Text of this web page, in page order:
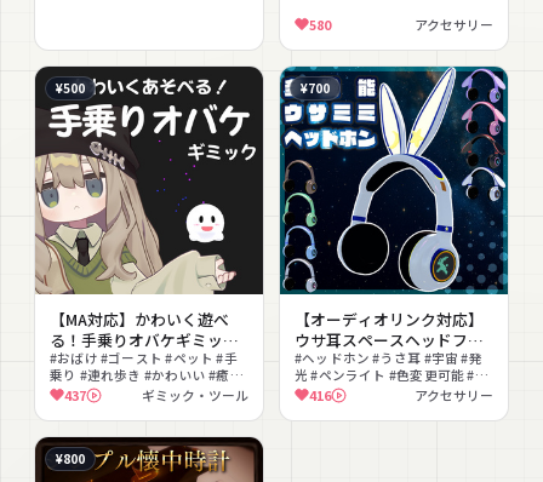
わ #おばけ
580 アクセサリー
¥500
【MA対応】かわいく遊べ
る！手乗りオバケギミック
【非対応アバターでも簡単
導入】
#おばけ #ゴースト #ペット #手
乗り #連れ歩き #かわいい #癒し
#ハロウィン #アバターギミック
#ギミック
437 ギミック・ツール
¥700
【オーディオリンク対応】
ウサ耳スペースヘッドフォ
ン【簡単導入】
#ヘッドホン #うさ耳 #宇宙 #発
光 #ペンライト #色変更可能 #ド
ット絵 #撮影向け #クール #MA
416 アクセサリー
¥800